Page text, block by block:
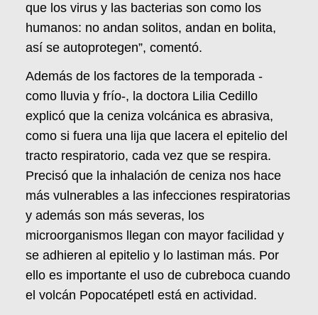
que los virus y las bacterias son como los
humanos: no andan solitos, andan en bolita,
así se autoprotegen”, comentó.
Además de los factores de la temporada -
como lluvia y frío-, la doctora Lilia Cedillo
explicó que la ceniza volcánica es abrasiva,
como si fuera una lija que lacera el epitelio del
tracto respiratorio, cada vez que se respira.
Precisó que la inhalación de ceniza nos hace
más vulnerables a las infecciones respiratorias
y además son más severas, los
microorganismos llegan con mayor facilidad y
se adhieren al epitelio y lo lastiman más. Por
ello es importante el uso de cubreboca cuando
el volcán Popocatépetl está en actividad.